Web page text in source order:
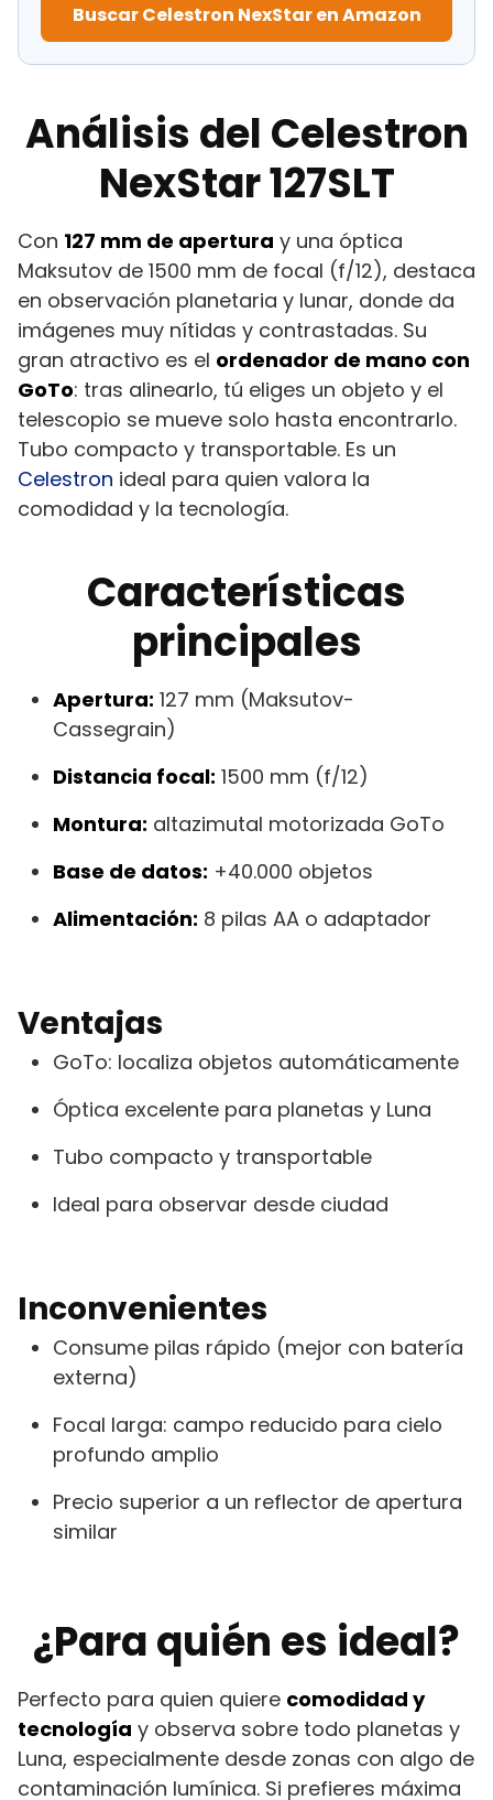
Buscar Celestron NexStar en Amazon
Análisis del Celestron
NexStar 127SLT
Con 127 mm de apertura y una óptica
Maksutov de 1500 mm de focal (f/12), destaca
en observación planetaria y lunar, donde da
imágenes muy nítidas y contrastadas. Su
gran atractivo es el ordenador de mano con
GoTo: tras alinearlo, tú eliges un objeto y el
telescopio se mueve solo hasta encontrarlo.
Tubo compacto y transportable. Es un
Celestron ideal para quien valora la
comodidad y la tecnología.
Características
principales
Apertura: 127 mm (Maksutov-
Cassegrain)
Distancia focal: 1500 mm (f/12)
Montura: altazimutal motorizada GoTo
Base de datos: +40.000 objetos
Alimentación: 8 pilas AA o adaptador
Ventajas
GoTo: localiza objetos automáticamente
Óptica excelente para planetas y Luna
Tubo compacto y transportable
Ideal para observar desde ciudad
Inconvenientes
Consume pilas rápido (mejor con batería
externa)
Focal larga: campo reducido para cielo
profundo amplio
Precio superior a un reflector de apertura
similar
¿Para quién es ideal?
Perfecto para quien quiere comodidad y
tecnología y observa sobre todo planetas y
Luna, especialmente desde zonas con algo de
contaminación lumínica. Si prefieres máxima